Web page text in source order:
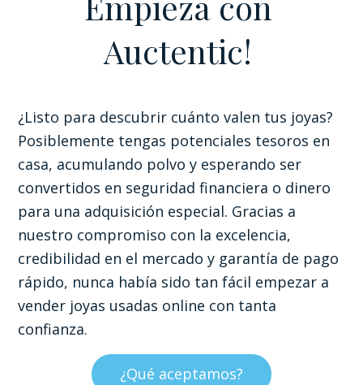
Auctentic!
¿Listo para descubrir cuánto valen tus joyas?
Posiblemente tengas potenciales tesoros en
casa, acumulando polvo y esperando ser
convertidos en seguridad financiera o dinero
para una adquisición especial. Gracias a
nuestro compromiso con la excelencia,
credibilidad en el mercado y garantía de pago
rápido, nunca había sido tan fácil empezar a
vender joyas usadas online con tanta
confianza.
¿Qué aceptamos?